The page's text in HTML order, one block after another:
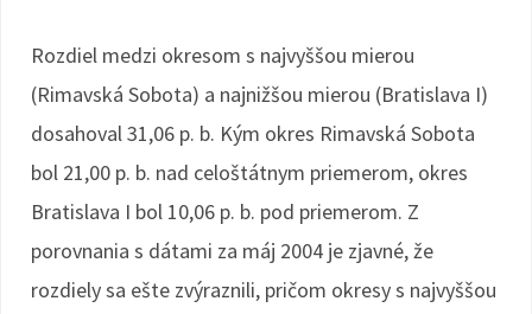
Rozdiel medzi okresom s najvyššou mierou
(Rimavská Sobota) a najnižšou mierou (Bratislava I)
dosahoval 31,06 p. b. Kým okres Rimavská Sobota
bol 21,00 p. b. nad celoštátnym priemerom, okres
Bratislava I bol 10,06 p. b. pod priemerom. Z
porovnania s dátami za máj 2004 je zjavné, že
rozdiely sa ešte zvýraznili, pričom okresy s najvyššou